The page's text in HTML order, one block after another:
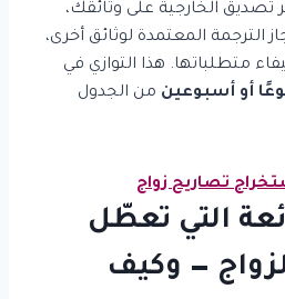
تصديق الخارجية على وثائقك،
الترجمة المعتمدة لوثائق أخرى،
متطلباتها. هذا التوازي في
أو أسبوعين من الجدول
تصاريح زواج
التي تعطّل
— وكيف